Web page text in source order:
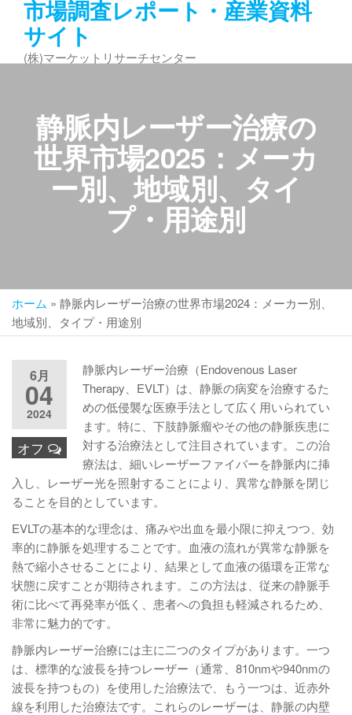
ン
市場調査レポート・産業資料
サイト
(株)マーケットリサーチセンター
静脈内レーザー治療の
世界市場2025：メーカ
ー別、地域別、タイ
プ・用途別
ホーム » 静脈内レーザー治療の世界市場2024：メーカー別、
地域別、タイプ・用途別
6月
04
2024
オフ
静脈内レーザー治療（Endovenous Laser
Therapy、EVLT）は、静脈の病変を治療するた
めの低侵襲な医療手法として広く用いられてい
ます。特に、下肢静脈瘤やその他の静脈疾患に
対する治療法として注目されています。この治
療法は、細いレーザーファイバーを静脈内に挿
入し、レーザー光を照射することにより、異常な静脈を閉じ
ることを目的としています。
EVLTの基本的な理念は、痛みや出血を最小限に抑えつつ、効
率的に静脈を処理することです。血液の流れが異常な静脈を
熱で縮小させることにより、結果として血液の循環を正常な
状態に戻すことが期待されます。この方法は、従来の静脈手
術に比べて再発率が低く、患者への負担も軽減されるため、
非常に魅力的です。
静脈内レーザー治療には主に二つのタイプがあります。一つ
は、標準的な波長を持つレーザー（通常、810nmや940nmの
波長を持つもの）を使用した治療法で、もう一つは、近赤外
線を利用した治療法です。これらのレーザーは、静脈の内壁